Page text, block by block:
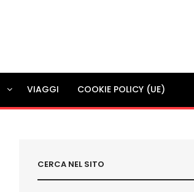
VIAGGI COOKIE POLICY (UE)
CERCA NEL SITO